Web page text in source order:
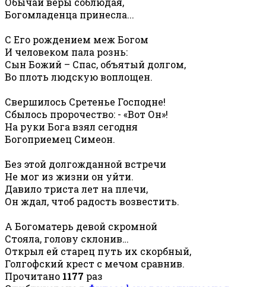
Богомладенца принесла...
С Его рождением меж Богом
И человеком пала рознь:
Сын Божий – Спас, объятый долгом,
Во плоть людскую воплощен.
Свершилось Сретенье Господне!
Сбылось пророчество: - «Вот Он»!
На руки Бога взял сегодня
Богоприемец Симеон.
Без этой долгожданной встречи
Не мог из жизни он уйти.
Давило триста лет на плечи,
Он ждал, чтоб радость возвестить.
А Богоматерь девой скромной
Стояла, голову склонив…
Открыл ей старец путь их скорбный,
Голгофский крест с мечом сравнив.
Прочитано 1177 раз